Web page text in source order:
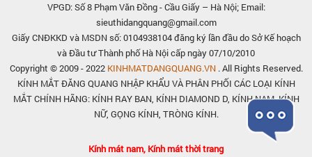
Kính mát nam, Kính mát thời trang
VPGD: Số 8 Phạm Văn Đồng - Cầu Giấy – Hà Nội; Email:
sieuthidangquang@gmail.com
Giấy CNĐKKD và MSDN số: 0104938104 đăng ký lần đầu do Sở Kế hoạch
và Đầu tư Thành phố Hà Nội cấp ngày 07/10/2010
Copyright © 2009 - 2022 KINHMATDANGQUANG.VN. All Rights Reserved.
KÍNH MẮT ĐĂNG QUANG NHẬP KHẨU VÀ PHÂN PHỐI CÁC LOẠI KÍNH
MẮT CHÍNH HÃNG: KÍNH RAY BAN, KÍNH DIAMOND D, KÍNH NAM, KÍNH
NỮ, GỌNG KÍNH, TRÒNG KÍNH.